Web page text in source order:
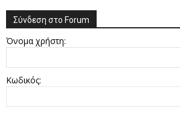
Σύνδεση στο Forum
Όνομα χρήστη:
Κωδικός: